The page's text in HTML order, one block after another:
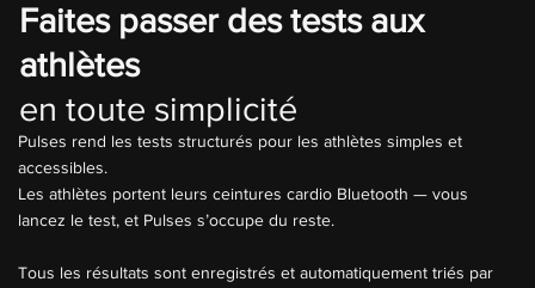
Faites passer des tests aux
athlètes
en toute simplicité
Pulses rend les tests structurés pour les athlètes simples et
accessibles.
Les athlètes portent leurs ceintures cardio Bluetooth — vous
lancez le test, et Pulses s’occupe du reste.
Tous les résultats sont enregistrés et automatiquement triés par